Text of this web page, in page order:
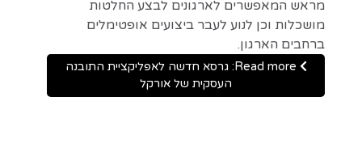
מראש המאפשרים לארגונים לבצע החלטות
מושכלות וכן לנוע לעבר ביצועים אופטימלים
ברחבים הארגון.
Read more: גרסא חדשה לאפליקציית התובנה
העסקית של אורקל